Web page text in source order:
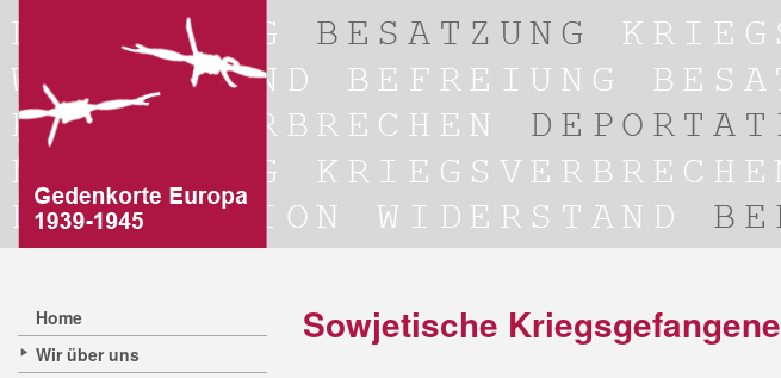
Home
Wir über uns
Sowjetische Kriegsgefangene